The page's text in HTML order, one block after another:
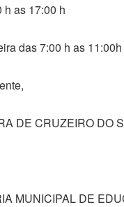
h as 17:00 h
das 7:00 h as 11:00h
DE CRUZEIRO DO
MUNICIPAL DE